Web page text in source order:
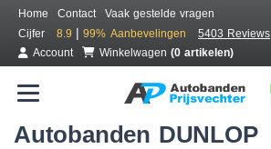
Home Contact
Vaak gestelde vragen
Cijfer
8.9 | 99% Aanbevelingen
5403 Reviews
Account
Winkelwagen (0 artikelen)
Autobanden DUNLOP